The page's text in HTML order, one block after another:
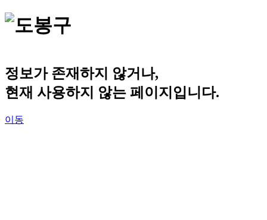
정보가 존재하지 않거나,
현재 사용하지 않는 페이지입니다.
이동